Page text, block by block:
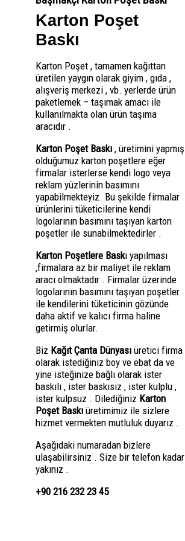
Karton Poşet
Baskı
Karton Poşet , tamamen kağıttan
üretilen yaygın olarak giyim , gıda ,
alışveriş merkezi , vb. yerlerde ürün
paketlemek – taşımak amacı ile
kullanılmakta olan ürün taşıma
aracıdır .
Karton Poşet Baskı , üretimini yapmış
olduğumuz karton poşetlere eğer
firmalar isterlerse kendi logo veya
reklam yüzlerinin basımını
yapabilmekteyiz. Bu şekilde firmalar
ürünlerini tüketicilerine kendi
logolarının basımını taşıyan karton
poşetler ile sunabilmektedirler .
Karton Poşetlere Baskı yapılması
,firmalara az bir maliyet ile reklam
aracı olmaktadır . Firmalar üzerinde
logolarının basımını taşıyan poşetler
ile kendilerini tüketicinin gözünde
daha aktif ve kalıcı firma haline
getirmiş olurlar.
Biz Kağıt Çanta Dünyası üretici firma
olarak istediğiniz boy ve ebat da ve
yine isteğinize bağlı olarak ister
baskılı , ister baskısız , ister kulplu ,
ister kulpsuz . Dilediğiniz Karton
Poşet Baskı üretimimiz ile sizlere
hizmet vermekten mutluluk duyarız .
Aşağıdaki numaradan bizlere
ulaşabilirsiniz . Size bir telefon kadar
yakınız .
+90 216 232 23 45